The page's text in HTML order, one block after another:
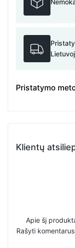
Pristatymo
Klientų
Apie šį
Rašyti